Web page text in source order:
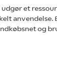
et
anvendelse.
og